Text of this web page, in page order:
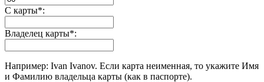
С карты*:
Владелец карты*:
Например: Ivan Ivanov. Если карта неименная, то укажите Имя
и Фамилию владельца карты (как в паспорте).